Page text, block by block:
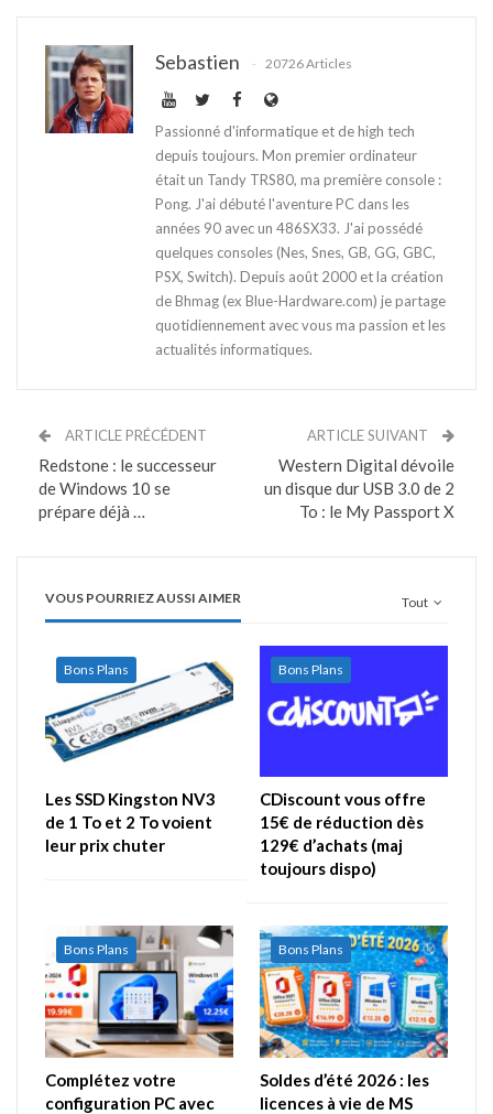
Sebastien 20726 Articles
Passionné d'informatique et de high tech
depuis toujours. Mon premier ordinateur
était un Tandy TRS80, ma première console :
Pong. J'ai débuté l'aventure PC dans les
années 90 avec un 486SX33. J'ai possédé
quelques consoles (Nes, Snes, GB, GG, GBC,
PSX, Switch). Depuis août 2000 et la création
de Bhmag (ex Blue-Hardware.com) je partage
quotidiennement avec vous ma passion et les
actualités informatiques.
ARTICLE PRÉCÉDENT
Redstone : le successeur
de Windows 10 se
prépare déjà …
ARTICLE SUIVANT
Western Digital dévoile
un disque dur USB 3.0 de 2
To : le My Passport X
Tout
VOUS POURRIEZ AUSSI AIMER
Bons Plans
Les SSD Kingston NV3
de 1 To et 2 To voient
leur prix chuter
Bons Plans
CDiscount vous offre
15€ de réduction dès
129€ d’achats (maj
toujours dispo)
Bons Plans
Complétez votre
configuration PC avec
Bons Plans
Soldes d’été 2026 : les
licences à vie de MS